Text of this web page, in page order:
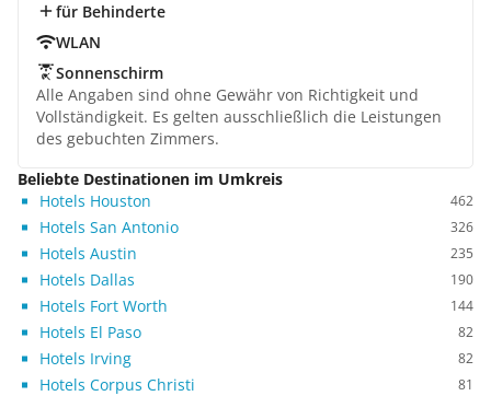
für Behinderte
WLAN
Sonnenschirm
Alle Angaben sind ohne Gewähr von Richtigkeit und
Vollständigkeit. Es gelten ausschließlich die Leistungen
des gebuchten Zimmers.
Beliebte Destinationen im Umkreis
Hotels Houston
462
Hotels San Antonio 326
Hotels Austin 235
Hotels Dallas 190
Hotels Fort Worth 144
Hotels El Paso 82
Hotels Irving 82
Hotels Corpus Christi 81